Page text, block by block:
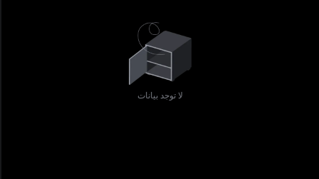
لا توجد بيانات